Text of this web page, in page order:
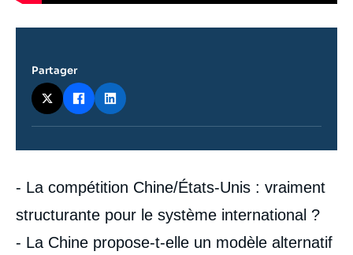
Contenu
intervention
médiatique
- La compétition Chine/États-Unis : vraiment
structurante pour le système international ?
- La Chine propose-t-elle un modèle alternatif
Partager